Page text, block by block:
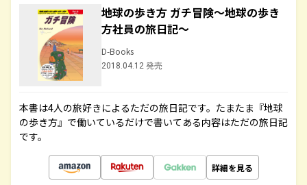
地球の歩き方 ガチ冒険～地球の歩き
方社員の旅日記～
D-Books
2018.04.12 発売
本書は4人の旅好きによるただの旅日記です。たまたま『地球
の歩き方』で働いているだけで書いてある内容はただの旅日記
です。
詳細を見る